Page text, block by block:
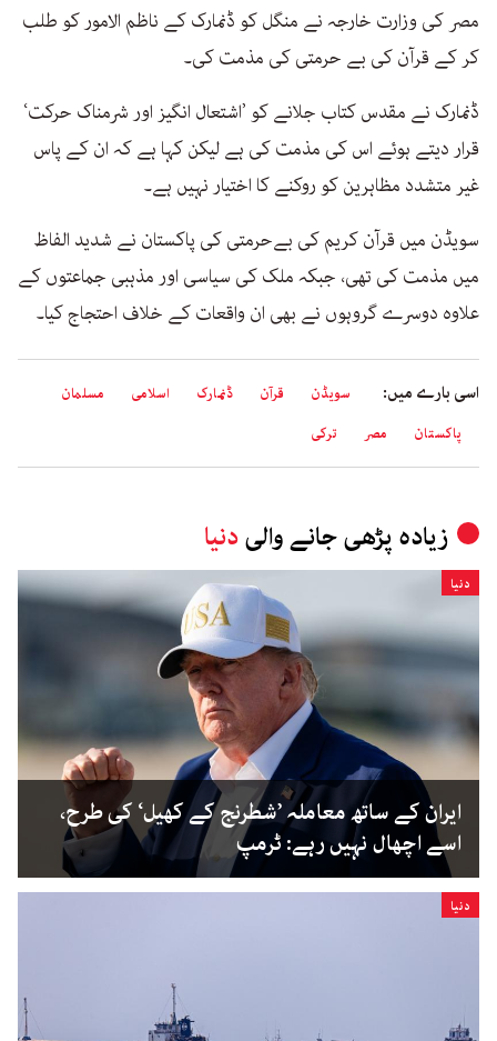
مصر کی وزارت خارجہ نے منگل کو ڈنمارک کے ناظم الامور کو طلب
کر کے قرآن کی بے حرمتی کی مذمت کی۔
ڈنمارک نے مقدس کتاب جلانے کو ’اشتعال انگیز اور شرمناک حرکت‘
قرار دیتے ہوئے اس کی مذمت کی ہے لیکن کہا ہے کہ ان کے پاس
غیر متشدد مظاہرین کو روکنے کا اختیار نہیں ہے۔
سویڈن میں قرآن کریم کی بےحرمتی کی پاکستان نے شدید الفاظ
میں مذمت کی تھی، جبکہ ملک کی سیاسی اور مذہبی جماعتوں کے
علاوہ دوسرے گروہوں نے بھی ان واقعات کے خلاف احتجاج کیا۔
اسی بارے میں: سویڈن قرآن ڈنمارک اسلامی
مسلمان
پاکستان
مصر ترکی
زیادہ پڑھی جانے والیدنیا
دنیا
ایران کے ساتھ معاملہ ’شطرنج کے کھیل‘ کی طرح،
اسے اچھال نہیں رہے: ٹرمپ
دنیا